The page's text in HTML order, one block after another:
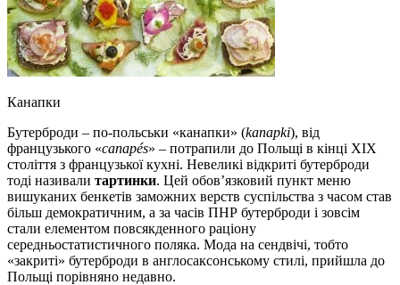
Канапки
Бутерброди – по-польськи «канапки» (kanapki), від
французького «canapés» – потрапили до Польщі в кінці XIX
століття з французької кухні. Невеликі відкриті бутерброди
тоді називали тартинки. Цей обов’язковий пункт меню
вишуканих бенкетів заможних верств суспільства з часом став
більш демократичним, а за часів ПНР бутерброди і зовсім
стали елементом повсякденного раціону
середньостатистичного поляка. Мода на сендвічі, тобто
«закриті» бутерброди в англосаксонському стилі, прийшла до
Польщі порівняно недавно.